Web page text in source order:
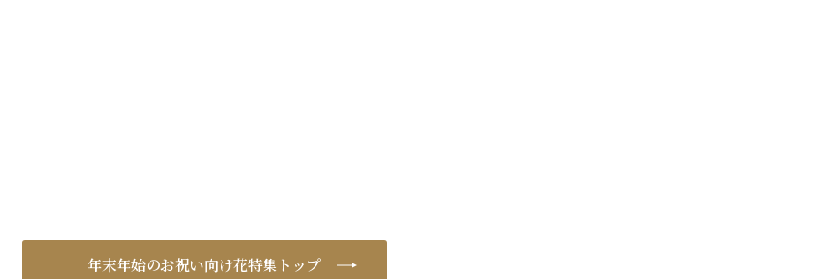
年末年始のお祝い向け花特集トップ